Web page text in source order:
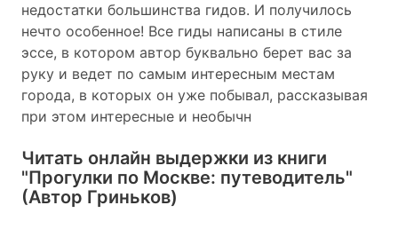
недостатки большинства гидов. И получилось
нечто особенное! Все гиды написаны в стиле
эссе, в котором автор буквально берет вас за
руку и ведет по самым интересным местам
города, в которых он уже побывал, рассказывая
при этом интересные и необычн
Читать онлайн выдержки из книги
"Прогулки по Москве: путеводитель"
(Автор Гриньков)